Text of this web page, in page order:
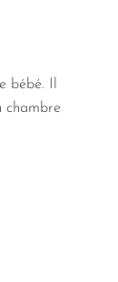
bébé. Il
chambre